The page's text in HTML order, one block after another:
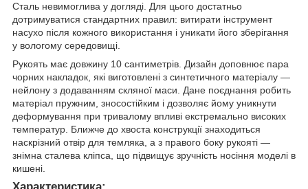
Сталь невимоглива у догляді. Для цього достатньо
дотримуватися стандартних правил: витирати інструмент
насухо після кожного використання і уникати його зберігання
у вологому середовищі.
Рукоять має довжину 10 сантиметрів. Дизайн доповнює пара
чорних накладок, які виготовлені з синтетичного матеріалу —
нейлону з додаванням скляної маси. Дане поєднання робить
матеріал пружним, зносостійким і дозволяє йому уникнути
деформування при тривалому впливі екстремально високих
температур. Ближче до хвоста конструкції знаходиться
наскрізний отвір для темляка, а з правого боку рукояті —
знімна сталева кліпса, що підвищує зручність носіння моделі в
кишені.